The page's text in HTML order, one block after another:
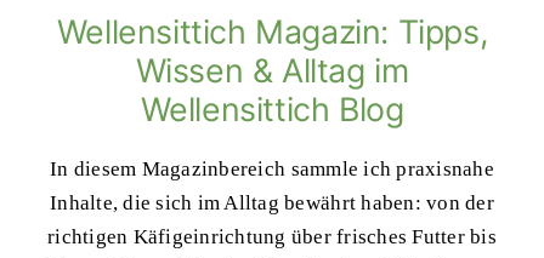
Wellensittich Magazin: Tipps,
Wissen & Alltag im
Wellensittich Blog
In diesem Magazinbereich sammle ich praxisnahe
Inhalte, die sich im Alltag bewährt haben: von der
richtigen Käfigeinrichtung über frisches Futter bis